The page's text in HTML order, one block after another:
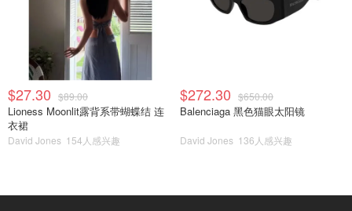
$27.30 $89.00
Lioness Moonlit露背系带蝴蝶结 连
衣裙
David Jones 154人感兴趣
$272.30 $650.00
Balenciaga 黑色猫眼太阳镜
David Jones 136人感兴趣